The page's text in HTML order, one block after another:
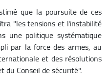
que la poursuite de ces
"les tensions et l'instabilité
une politique systématique
par la force des armes, au
et des résolutions
du Conseil de sécurité".